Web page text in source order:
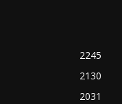
2245
2130
2031